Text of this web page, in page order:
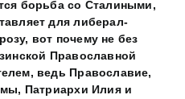
борьба со Сталиными,
для либерал-
вот почему не без
Православной
ведь Православие,
Патриархи Илия и